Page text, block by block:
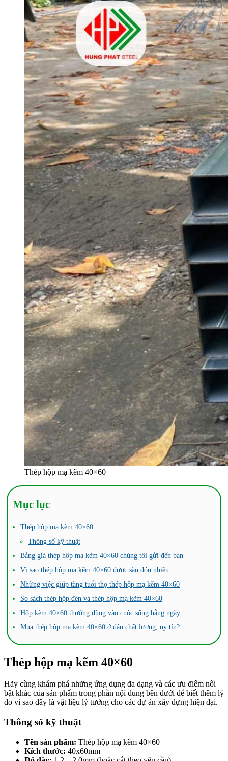
Thép hộp mạ kẽm 40×60
Mục lục
Thép hộp mạ kẽm 40×60
Thông số kỹ thuật
Bảng giá thép hộp mạ kẽm 40×60 chúng tôi gửi đến bạn
Vì sao thép hộp mạ kẽm 40×60 được săn đón nhiều
Những việc giúp tăng tuổi thọ thép hộp mạ kẽm 40×60
So sách thép hộp đen và thép hộp mạ kẽm 40×60
Hộp kẽm 40×60 thường dùng vào cuộc sống hằng ngày
Mua thép hộp mạ kẽm 40×60 ở đâu chất lượng, uy tín?
Thép hộp mạ kẽm 40×60
Hãy cùng khám phá những ứng dụng đa dạng và các ưu điểm nổi
bật khác của sản phẩm trong phần nội dung bên dưới để biết thêm lý
do vì sao đây là vật liệu lý tưởng cho các dự án xây dựng hiện đại.
Thông số kỹ thuật
Tên sản phẩm: Thép hộp mạ kẽm 40×60
Kích thước: 40x60mm